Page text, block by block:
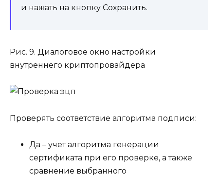
и нажать на кнопку Сохранить.
Рис. 9. Диалоговое окно настройки
внутреннего криптопровайдера
Проверять соответствие алгоритма подписи:
Да – учет алгоритма генерации
сертификата при его проверке, а также
сравнение выбранного